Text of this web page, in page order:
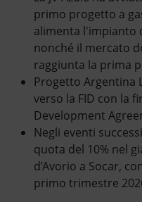
primo progetto a
alimenta l'impianto
nonché il mercato
raggiunta la prima
Progetto Argentina
verso la FID con la
Development
Negli eventi
quota del 10% nel
d’Avorio a Socar,
primo trimestre